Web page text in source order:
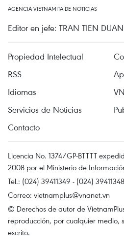
AGENCIA VIETNAMITA DE NOTICIAS
Editor en jefe: TRAN TIEN DUAN
Propiedad Intelectual
RSS
Idiomas
Servicios de Noticias
Contacto
Licencia No. 1374/GP-BTTTT
2008 por el Ministerio de
Tel.: (024) 39411349 - (024)
Correo: vietnamplus@vnanet.vn
© Derechos de autor de
reproducción, por cualquier medio,
escrito.